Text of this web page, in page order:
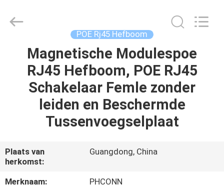
HUIS
PRODUCTEN
ONGEVEER
FABRIEKSREIS
POE Rj45 Hefboom
Magnetische Modulespoe
RJ45 Hefboom, POE RJ45
Schakelaar Femle zonder
leiden en Beschermde
Tussenvoegselplaat
Plaats van
herkomst:
Guangdong, China
Merknaam:
PHCONN